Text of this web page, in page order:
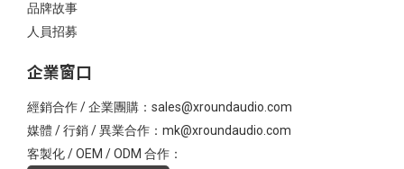
品牌故事
人員招募
企業窗口
經銷合作 / 企業團購：sales@xroundaudio.com
媒體 / 行銷 / 異業合作：mk@xroundaudio.com
客製化 / OEM / ODM 合作：